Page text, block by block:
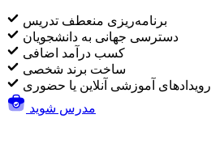
برنامه‌ریزی منعطف تدریس
دسترسی جهانی به دانشجویان
کسب درآمد اضافی
ساخت برند شخصی
رویدادهای آموزشی آنلاین یا حضوری
مدرس شوید